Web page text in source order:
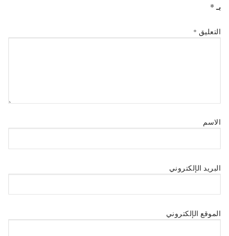
بـ *
التعليق *
الاسم
البريد الإلكتروني
الموقع الإلكتروني